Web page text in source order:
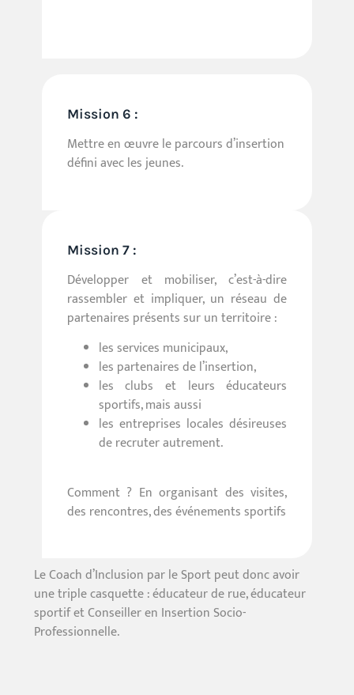
Mission 6 :
Mettre en œuvre le parcours d’insertion
défini avec les jeunes.
Mission 7 :
Développer et mobiliser, c’est-à-dire
rassembler et impliquer, un réseau de
partenaires présents sur un territoire :
les services municipaux,
les partenaires de l’insertion,
les clubs et leurs éducateurs
sportifs, mais aussi
les entreprises locales désireuses
de recruter autrement.
Comment ? En organisant des visites,
des rencontres, des événements sportifs
Le Coach d’Inclusion par le Sport peut donc avoir
une triple casquette : éducateur de rue, éducateur
sportif et Conseiller en Insertion Socio-
Professionnelle.